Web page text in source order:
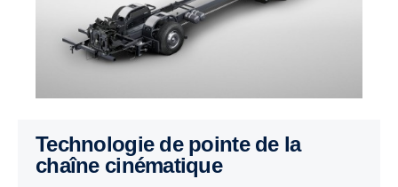
Technologie de pointe de la
chaîne cinématique